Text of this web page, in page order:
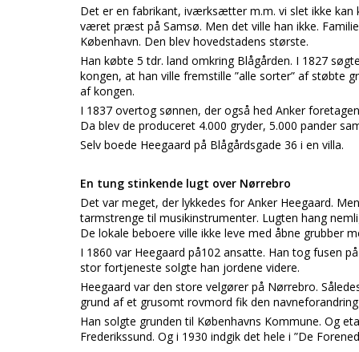
Det er en fabrikant, iværksætter m.m. vi slet ikke kan
været præst på Samsø. Men det ville han ikke.
København. Den blev hovedstadens største.
Han købte 5 tdr. land omkring Blågården. I 1827
kongen, at han ville fremstille ”alle sorter” af støbte
af kongen.
I 1837 overtog sønnen, der også hed Anker
Da blev de produceret 4.000 gryder, 5.000 pander
Selv boede Heegaard på Blågårdsgade 36 i en villa.
En tung stinkende lugt over Nørrebro
Det var meget, der lykkedes for Anker Heegaard.
tarmstrenge til musikinstrumenter. Lugten hang
De lokale beboere ville ikke leve med åbne grubber
I 1860 var Heegaard på102 ansatte. Han tog fusen
stor fortjeneste solgte han jordene videre.
Heegaard var den store velgører på Nørrebro.
grund af et grusomt rovmord fik den
Han solgte grunden til Københavns Kommune. Og
Frederikssund. Og i 1930 indgik det hele i ”De